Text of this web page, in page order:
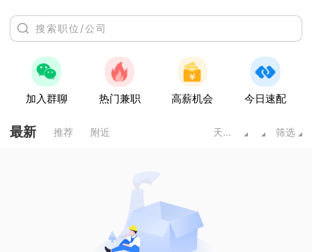
加入群聊 热门兼职 高薪机会 今日速配
最新 推荐 附近 天水甘肃 筛选